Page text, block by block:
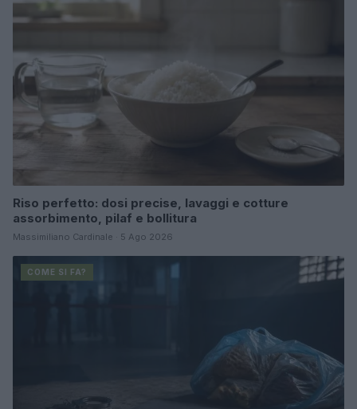
Riso perfetto: dosi precise, lavaggi e cotture
assorbimento, pilaf e bollitura
Massimiliano Cardinale · 5 Ago 2026
COME SI FA?